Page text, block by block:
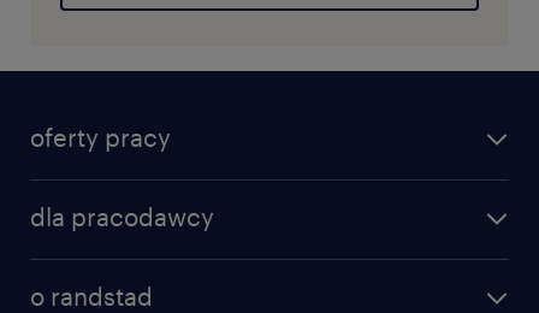
oferty pracy
dla pracodawcy
o randstad